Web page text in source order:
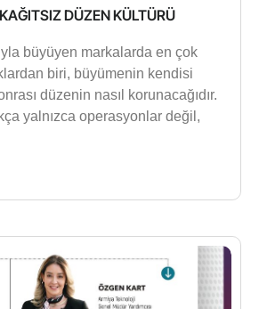
DÜZEN KÜLTÜRÜ
büyüyen markalarda en çok
biri, büyümenin kendisi
düzenin nasıl korunacağıdır.
yalnızca operasyonlar değil,